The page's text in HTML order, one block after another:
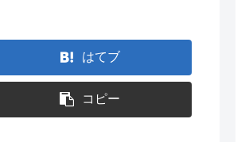
はてブ
コピー